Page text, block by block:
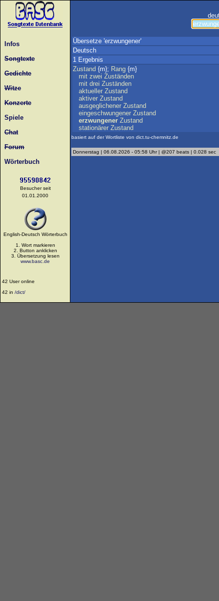
Infos
Songtexte
Gedichte
Witze
Konzerte
Spiele
Chat
Forum
Wörterbuch
Besucher seit
01.01.2000
English-Deutsch Wörterbuch
1. Wort markieren
2. Button anklicken
3. Übersetzung lesen
www.basc.de
42 User online
42 in /dict/
Übersetze 'erzwungener'
Deutsch
1 Ergebnis
Zustand {m}; Rang {m}
mit zwei Zuständen
mit drei Zuständen
aktueller Zustand
aktiver Zustand
ausgeglichener Zustand
eingeschwungener Zustand
erzwungener Zustand
stationärer Zustand
basiert auf der Wortliste von dict.tu-chemnitz.de
Donnerstag | 06.08.2026 - 05:58 Uhr | @207 beats | 0.028 sec